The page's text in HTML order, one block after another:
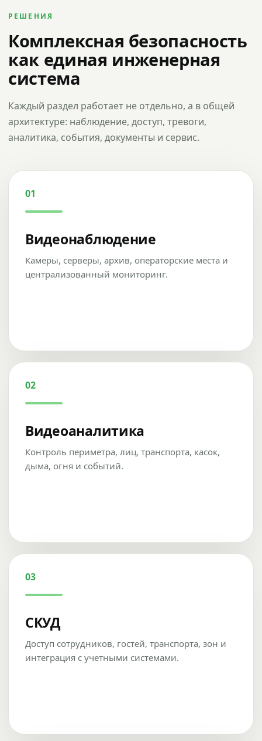
РЕШЕНИЯ
Комплексная безопасность
как единая инженерная
система
Каждый раздел работает не отдельно, а в общей
архитектуре: наблюдение, доступ, тревоги,
аналитика, события, документы и сервис.
01
Видеонаблюдение
Камеры, серверы, архив, операторские места и
централизованный мониторинг.
02
Видеоаналитика
Контроль периметра, лиц, транспорта, касок,
дыма, огня и событий.
03
СКУД
Доступ сотрудников, гостей, транспорта, зон и
интеграция с учетными системами.